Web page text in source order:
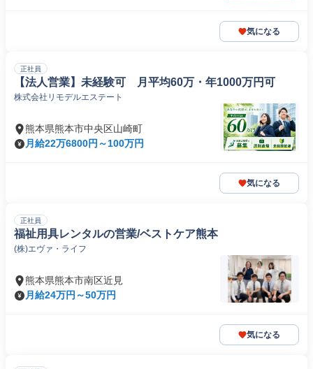
気になる
正社員
【法人営業】未経験可 月平均60万・年1000万円可
株式会社リモデルエステート
熊本県熊本市中央区山崎町
月給22万6800円～100万円
気になる
正社員
福祉用具レンタルの営業/ベストケア熊本
(株)エヴァ・ライフ
熊本県熊本市南区近見
月給24万円～50万円
気になる